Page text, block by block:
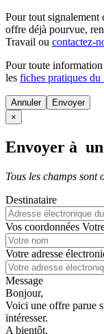
Pour tout signalement
offre déjà pourvue,
Travail ou contactez-
Pour toute
les fiches pratiques
Annuler
×
Envoyer à
Tous les champs sont
Destinataire
Vos coordonnées
Votre adresse
Message
Bonjour,
Voici une offre parue
intéresser.
A bientôt.